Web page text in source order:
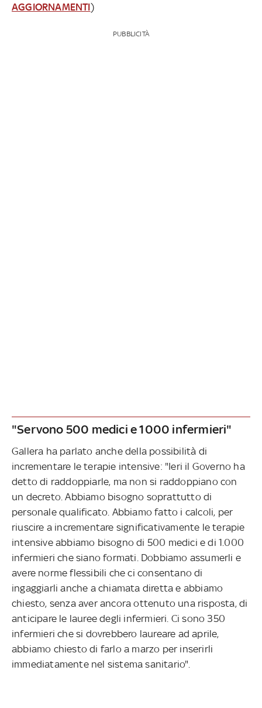
AGGIORNAMENTI)
PUBBLICITÀ
"Servono 500 medici e 1000 infermieri"
Gallera ha parlato anche della possibilità di
incrementare le terapie intensive: "Ieri il Governo ha
detto di raddoppiarle, ma non si raddoppiano con
un decreto. Abbiamo bisogno soprattutto di
personale qualificato. Abbiamo fatto i calcoli, per
riuscire a incrementare significativamente le terapie
intensive abbiamo bisogno di 500 medici e di 1.000
infermieri che siano formati. Dobbiamo assumerli e
avere norme flessibili che ci consentano di
ingaggiarli anche a chiamata diretta e abbiamo
chiesto, senza aver ancora ottenuto una risposta, di
anticipare le lauree degli infermieri. Ci sono 350
infermieri che si dovrebbero laureare ad aprile,
abbiamo chiesto di farlo a marzo per inserirli
immediatamente nel sistema sanitario".